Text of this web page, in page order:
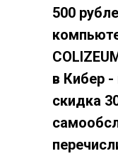
500
в Кибер -
скидка